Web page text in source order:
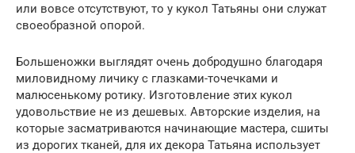
или вовсе отсутствуют, то у кукол Татьяны они служат
своеобразной опорой.
Большеножки выглядят очень добродушно благодаря
миловидному личику с глазками-точечками и
малюсенькому ротику. Изготовление этих кукол
удовольствие не из дешевых. Авторские изделия, на
которые засматриваются начинающие мастера, сшиты
из дорогих тканей, для их декора Татьяна использует